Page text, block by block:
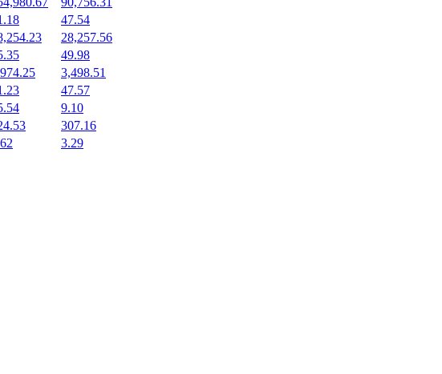
47.54
28,257.56
49.98
3,498.51
47.57
9.10
307.16
3.29